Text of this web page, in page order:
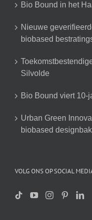
Bio Bound in het
Nieuwe
biobased
Silvolde
Bio Bound viert 10-
Urban Green
biobased
VOLG ONS OP SOCIAL